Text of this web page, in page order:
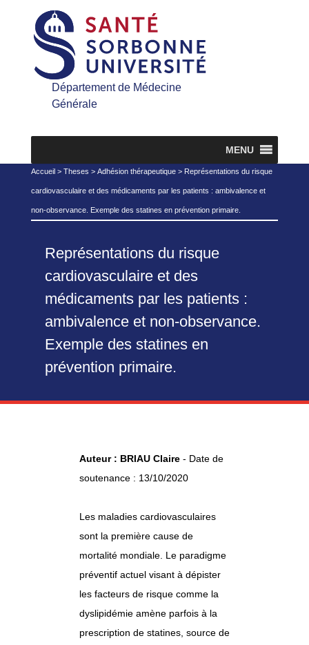
Département de Médecine
Générale
MENU
Accueil> Theses > Adhésion thérapeutique> Représentations du risque
cardiovasculaire et des médicaments par les patients : ambivalence et
non-observance. Exemple des statines en prévention primaire.
Représentations du risque
cardiovasculaire et des
médicaments par les patients :
ambivalence et non-observance.
Exemple des statines en
prévention primaire.
Auteur : BRIAU Claire - Date de
soutenance : 13/10/2020
Les maladies cardiovasculaires
sont la première cause de
mortalité mondiale. Le paradigme
préventif actuel visant à dépister
les facteurs de risque comme la
dyslipidémie amène parfois à la
prescription de statines, source de